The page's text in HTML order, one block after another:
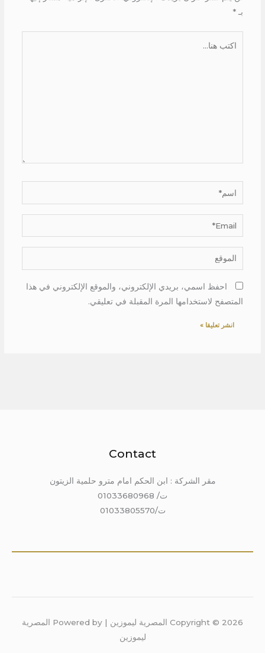
بـ *
اسم*
Email*
الموقع
احفظ اسمي، بريدي الإلكتروني، والموقع الإلكتروني في هذا
المتصفح لاستخدامها المرة المقبلة في تعليقي.
Contact
مقر الشركة : ابن الحكم امام مترو حلمية الزيتون
ت/ 01033680968
ت/01033805570
Copyright © 2026 المصرية ليموزين | Powered by المصرية
ليموزين